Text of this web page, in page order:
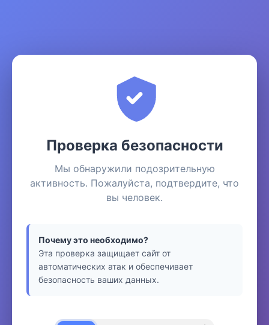
Проверка безопасности
Мы обнаружили подозрительную
активность. Пожалуйста, подтвердите, что
вы человек.
Почему это необходимо?
Эта проверка защищает сайт от
автоматических атак и обеспечивает
безопасность ваших данных.